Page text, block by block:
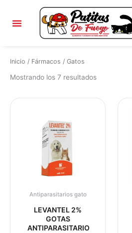
contenido
Inicio / Fármacos / Gatos
Mostrando los 7 resultados
por
popularidad
Antiparasitarios gato
LEVANTEL 2%
GOTAS
ANTIPARASITARIO